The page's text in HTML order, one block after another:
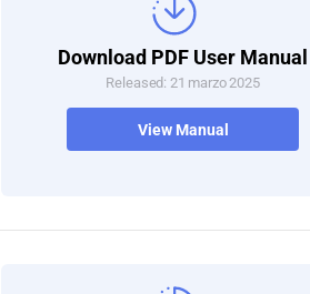
Download PDF User Manual
Released: 21 marzo 2025
View Manual